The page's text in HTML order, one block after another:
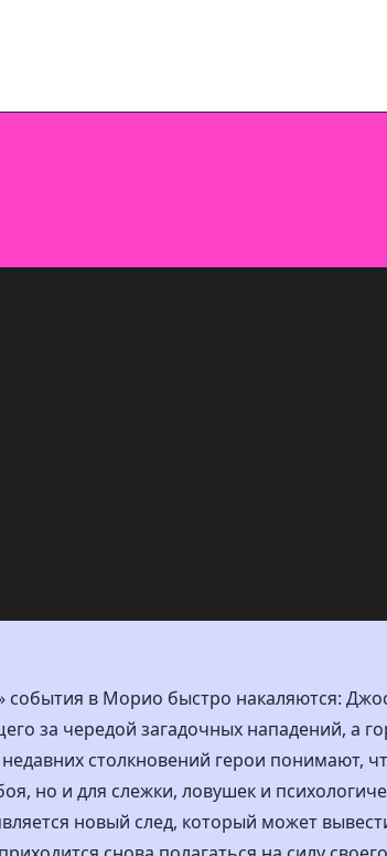
события в Морио быстро накаляются:
за чередой загадочных нападений, а
столкновений герои понимают,
но и для слежки, ловушек и
новый след, который может